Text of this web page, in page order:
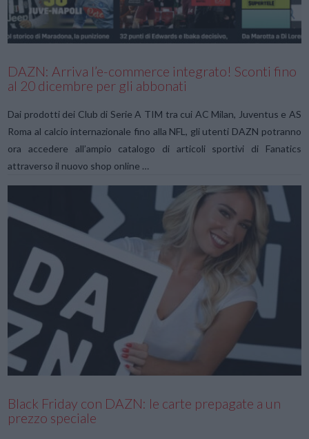
VIEW POST
VIEW POST
DAZN: Arriva l’e-commerce integrato! Sconti fino
al 20 dicembre per gli abbonati
Dai prodotti dei Club di Serie A TIM tra cui AC Milan, Juventus e AS
Roma al calcio internazionale fino alla NFL, gli utenti DAZN potranno
ora accedere all’ampio catalogo di articoli sportivi di Fanatics
attraverso il nuovo shop online …
Black Friday con DAZN: le carte prepagate a un
prezzo speciale